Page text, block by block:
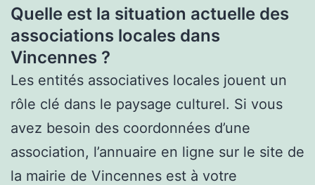
Quelle est la situation actuelle des
associations locales dans
Vincennes ?
Les entités associatives locales jouent un
rôle clé dans le paysage culturel. Si vous
avez besoin des coordonnées d’une
association, l’annuaire en ligne sur le site de
la mairie de Vincennes est à votre